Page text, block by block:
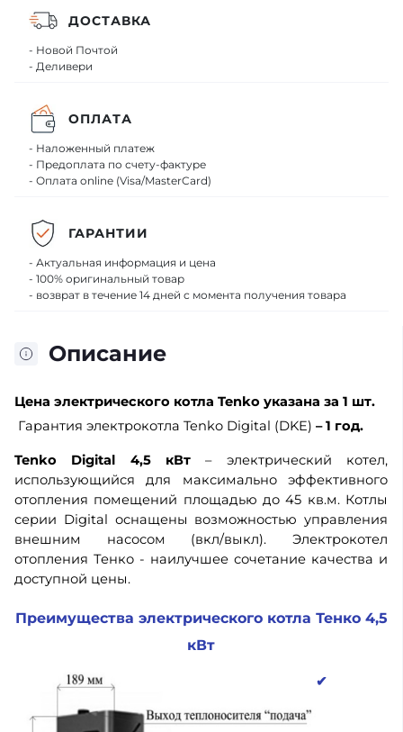
Описание
Цена электрического котла Tenko указана за 1 шт.
Гарантия электрокотла Tenko Digital (DKE) – 1 год.
Tenko Digital 4,5 кВт– электрический котел,
использующийся для максимально эффективного
отопления помещений площадью до 45 кв.м. Котлы
серии Digital оснащены возможностью управления
внешним насосом (вкл/выкл). Электрокотел
отопления Тенко - наилучшее сочетание качества и
доступной цены.
Преимущества электрического котла Тенко 4,5
кВт
✔
ДОСТАВКА
- Новой Почтой
- Деливери
ОПЛАТА
- Наложенный платеж
- Предоплата по счету-фактуре
- Оплата online (Visa/MasterCard)
ГАРАНТИИ
- Актуальная информация и цена
- 100% оригинальный товар
- возврат в течение 14 дней с момента получения товара